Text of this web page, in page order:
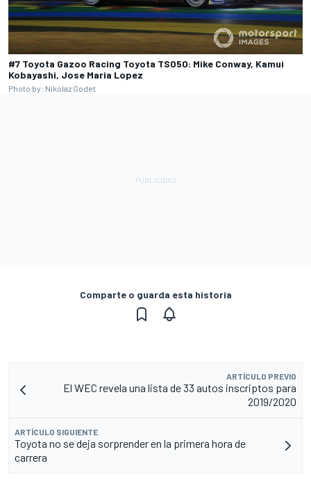
#7 Toyota Gazoo Racing Toyota TS050: Mike Conway, Kamui
Kobayashi, Jose Maria Lopez
Photo by: Nikolaz Godet
Comparte o guarda esta historia
ARTÍCULO PREVIO
El WEC revela una lista de 33 autos inscriptos para
2019/2020
ARTÍCULO SIGUIENTE
Toyota no se deja sorprender en la primera hora de
carrera